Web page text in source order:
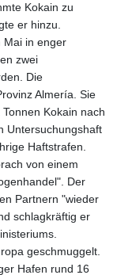
Kokain zu
er hinzu.
Mai in enger
zwei
Die
Almería. Sie
Kokain nach
Untersuchungshaft
Haftstrafen.
von einem
Der
Partnern "wieder
schlagkräftig er
geschmuggelt.
Hafen rund 16